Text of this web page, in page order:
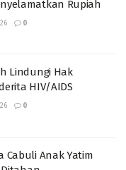
Rupiah
0
Lindungi Hak
HIV/AIDS
0
Cabuli Anak Yatim